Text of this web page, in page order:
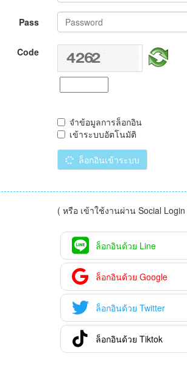
Pass
Code
จำข้อมูลการล็อกอิน
เข้าระบบอัตโนมัติ
ล็อกอินเข้าระบบ
( หรือ เข้าใช้งานผ่าน Social Login
ล็อกอินด้วย Line
ล็อกอินด้วย Google
ล็อกอินด้วย Twitter
ล็อกอินด้วย Tiktok